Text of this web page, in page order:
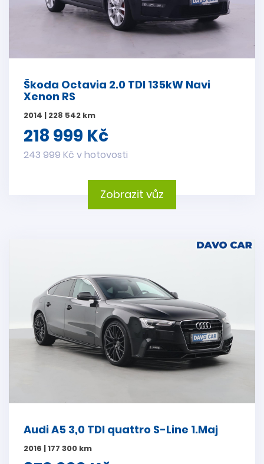
Škoda Octavia 2.0 TDI 135kW Navi
Xenon RS
2014 | 228 542 km
218 999 Kč
243 999 Kč v hotovosti
Zobrazit vůz
Audi A5 3,0 TDI quattro S-Line 1.Maj
2016 | 177 300 km